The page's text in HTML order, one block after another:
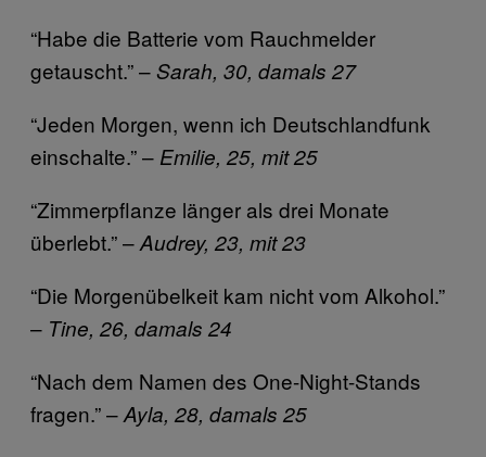
“Habe die Batterie vom Rauchmelder
getauscht.” –Sarah, 30, damals 27
“Jeden Morgen, wenn ich Deutschlandfunk
einschalte.” – Emilie, 25, mit 25
“Zimmerpflanze länger als drei Monate
überlebt.” –Audrey, 23, mit 23
“Die Morgenübelkeit kam nicht vom Alkohol.”
– Tine, 26, damals 24
“Nach dem Namen des One-Night-Stands
fragen.” –Ayla, 28, damals 25